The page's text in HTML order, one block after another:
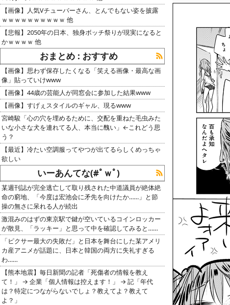
【画像】人気Vチューバーさん、とんでもない姿を披露
ｗｗｗｗｗｗｗｗｗｗ 他
【悲報】2050年の日本、独身ボッチ祭りが現実になると
かｗｗｗｗ 他
おまとめ : おすすめ
【画像】思わず保存したくなる「笑える画像・最高な画
像」貼っていけwww
【画像】44歳の芸能人が同窓会に参加した結果www
【画像】すげぇスタイルのギャル、現るwww
宮崎駿「心の穴を埋めるために、交配を重ねた毛虫みた
いな小さな犬を連れてる人、本当に醜い」←これどう思
う？
【最近】冷たい空調服ってやつが出てるらしくめっちゃ
欲しい
いーあんてな(#ﾟｗﾟ)
某週刊誌が完全逃亡して取り残された中道議員が絶体絶
命の窮地、「今度は宏池会に矛先を向けたか……」と節
操の無さに呆れる人が続出
激混みのはずの東京駅で鍵が空いているコインロッカー
が散見、「ラッキー」と思って中を確認してみると……
「ピクサー最大の失敗だ」と日本を舞台にした某アメリ
カ産アニメが話題に、日本と韓国の両方に失礼すぎる
わ……
【熊本地震】毎日新聞の記者「死傷者の情報を教え
て！」 → 企業「個人情報は控えます！」 → 記「年代
は？特定につながらないでしょ？教えてよ？教えて
よ？」